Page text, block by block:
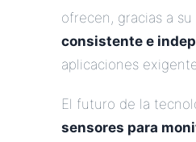
ofrecen, gracias a
consistente e
aplicaciones
El futuro de la
sensores para